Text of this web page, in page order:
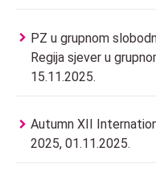
PZ u grupnom
Regija sjever u
15.11.2025.
Autumn XII
2025, 01.11.2025.